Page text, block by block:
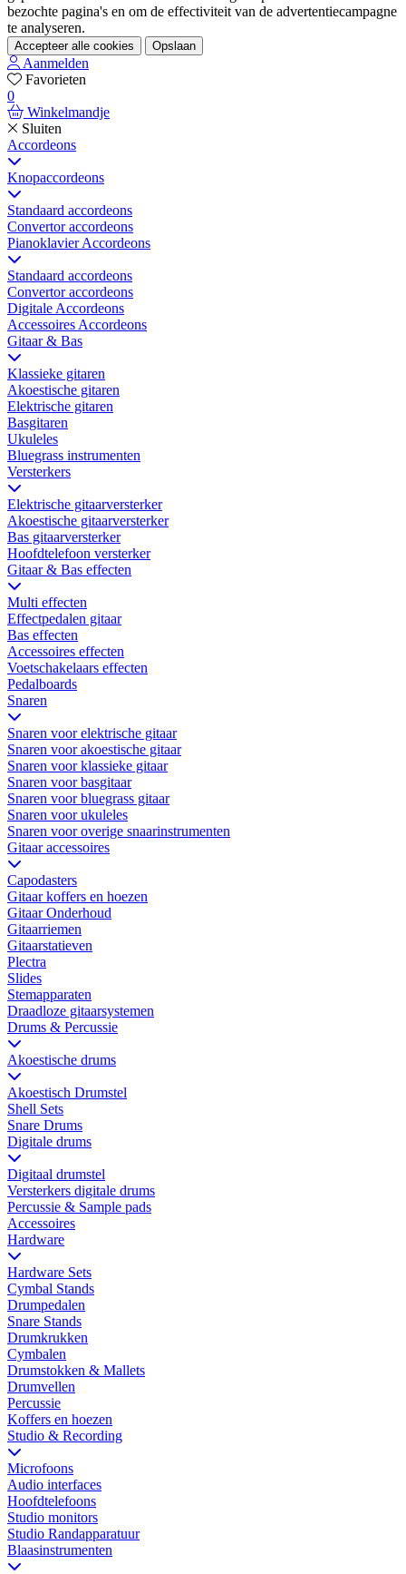
bezochte pagina's en om de effectiviteit van de advertentiecampagne
te analyseren.
Accepteer alle cookies Opslaan
Aanmelden
Favorieten
0
Winkelmandje
Sluiten
Accordeons
Knopaccordeons
Standaard accordeons
Convertor accordeons
Pianoklavier Accordeons
Standaard accordeons
Convertor accordeons
Digitale Accordeons
Accessoires Accordeons
Gitaar & Bas
Klassieke gitaren
Akoestische gitaren
Elektrische gitaren
Basgitaren
Ukuleles
Bluegrass instrumenten
Versterkers
Elektrische gitaarversterker
Akoestische gitaarversterker
Bas gitaarversterker
Hoofdtelefoon versterker
Gitaar & Bas effecten
Multi effecten
Effectpedalen gitaar
Bas effecten
Accessoires effecten
Voetschakelaars effecten
Pedalboards
Snaren
Snaren voor elektrische gitaar
Snaren voor akoestische gitaar
Snaren voor klassieke gitaar
Snaren voor basgitaar
Snaren voor bluegrass gitaar
Snaren voor ukuleles
Snaren voor overige snaarinstrumenten
Gitaar accessoires
Capodasters
Gitaar koffers en hoezen
Gitaar Onderhoud
Gitaarriemen
Gitaarstatieven
Plectra
Slides
Stemapparaten
Draadloze gitaarsystemen
Drums & Percussie
Akoestische drums
Akoestisch Drumstel
Shell Sets
Snare Drums
Digitale drums
Digitaal drumstel
Versterkers digitale drums
Percussie & Sample pads
Accessoires
Hardware
Hardware Sets
Cymbal Stands
Drumpedalen
Snare Stands
Drumkrukken
Cymbalen
Drumstokken & Mallets
Drumvellen
Percussie
Koffers en hoezen
Studio & Recording
Microfoons
Audio interfaces
Hoofdtelefoons
Studio monitors
Studio Randapparatuur
Blaasinstrumenten